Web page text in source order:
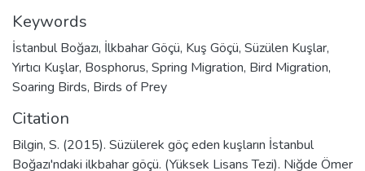
Keywords
İstanbul Boğazı, İlkbahar Göçü, Kuş Göçü, Süzülen Kuşlar,
Yırtıcı Kuşlar, Bosphorus, Spring Migration, Bird Migration,
Soaring Birds, Birds of Prey
Citation
Bilgin, S. (2015). Süzülerek göç eden kuşların İstanbul
Boğazı'ndaki ilkbahar göçü. (Yüksek Lisans Tezi). Niğde Ömer